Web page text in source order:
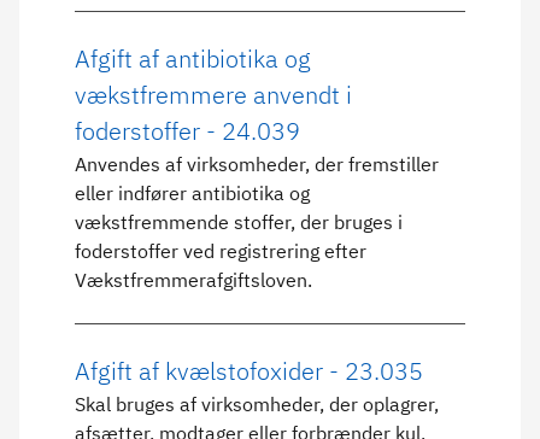
Afgift af antibiotika og
vækstfremmere anvendt i
foderstoffer - 24.039
Anvendes af virksomheder, der fremstiller
eller indfører antibiotika og
vækstfremmende stoffer, der bruges i
foderstoffer ved registrering efter
Vækstfremmerafgiftsloven.
Afgift af kvælstofoxider - 23.035
Skal bruges af virksomheder, der oplagrer,
afsætter, modtager eller forbrænder kul,